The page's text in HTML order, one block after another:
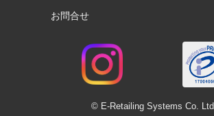
お問合せ
© E-Retailing Systems Co. Ltd.